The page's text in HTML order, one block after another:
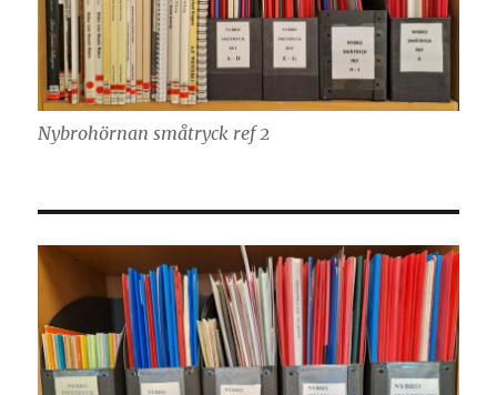
Nybrohörnan småtryck ref 2